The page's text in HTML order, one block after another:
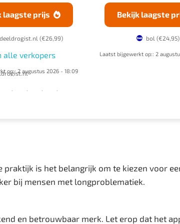
laagste prijs 
(€26,99)
alle verkopers
op:: 2 augustus 2026 - 18:09
Bekijk laagste
bol (€24,95)
Laatst bijgewerkt op:: 2
is het belangrijk om te kiezen voor
bij mensen met longproblematiek.
en betrouwbaar merk. Let erop dat het